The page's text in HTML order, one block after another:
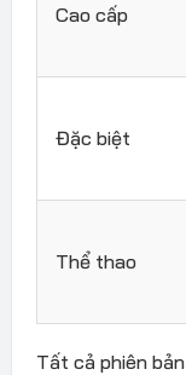
Cao cấp
Đặc biệt
Thể thao
Tất cả phiên